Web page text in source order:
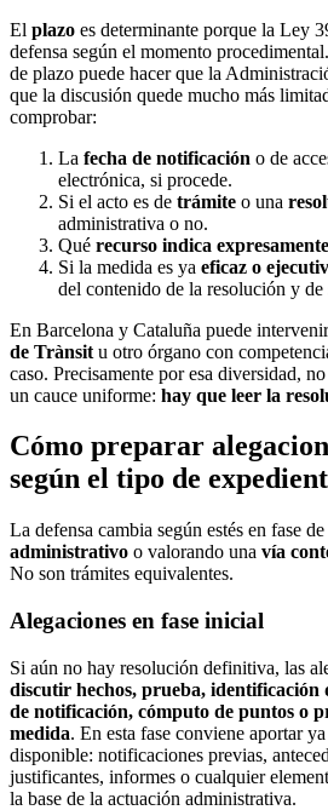
El plazo es determinante porque la Ley
defensa según el momento
de plazo puede hacer que la
que la discusión quede mucho más
comprobar:
La fecha de notificación o de
electrónica, si procede.
Si el acto es de trámite o una
administrativa o no.
Qué recurso indica expresamente
Si la medida es ya eficaz o
del contenido de la resolución y
En Barcelona y Cataluña puede
de Trànsit u otro órgano con
caso. Precisamente por esa diversidad,
un cauce uniforme: hay que leer la
Cómo preparar
según el tipo de
La defensa cambia según estés en fase de
administrativo o valorando una vía
No son trámites equivalentes.
Alegaciones en fase inicial
Si aún no hay resolución definitiva, las
discutir hechos, prueba, identificación
de notificación, cómputo de puntos o
medida. En esta fase conviene aportar
disponible: notificaciones previas,
justificantes, informes o cualquier
la base de la actuación administrativa.